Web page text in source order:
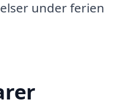
under ferien